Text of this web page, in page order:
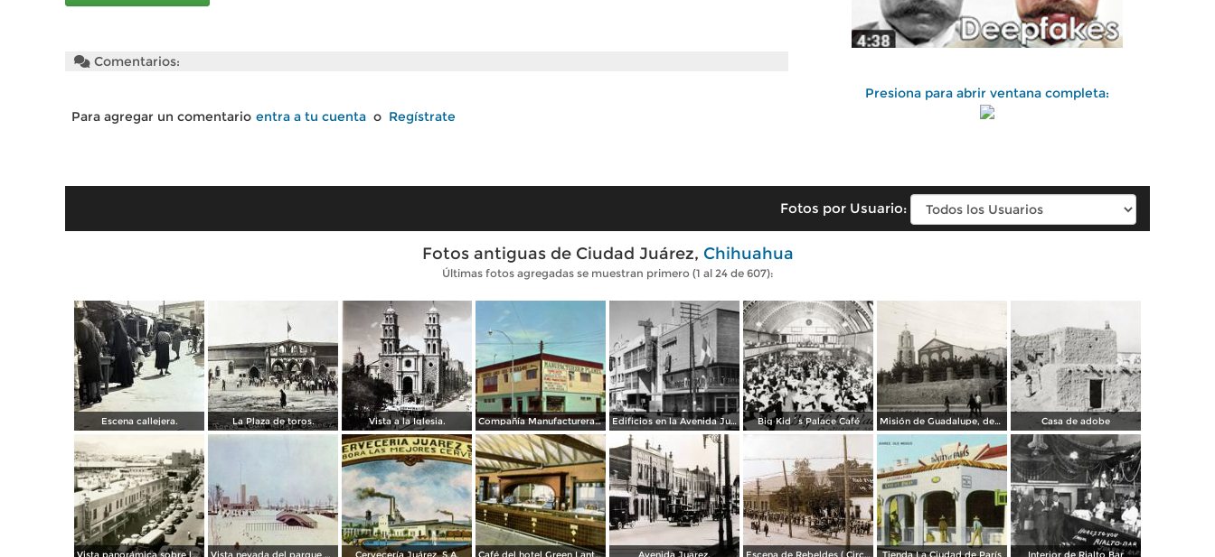
Comentarios:
Para agregar un comentario entra a tu cuenta o Regístrate
Presiona para abrir ventana completa:
Fotos por Usuario:
Fotos antiguas de Ciudad Juárez, Chihuahua
Últimas fotos agregadas se muestran primero (1 al 24 de 607):
Escena callejera. La Plaza de toros. Vista a la Iglesia. Compañía Manufacturera Plamex, en el cruce de Insurgentes y Paraguay Edificios en la Avenida Juárez Big Kid´s Palace Café Misión de Guadalupe, depúes de la toma de Ciudad Juárez, durante la Revolución Mexicana Casa de adobe